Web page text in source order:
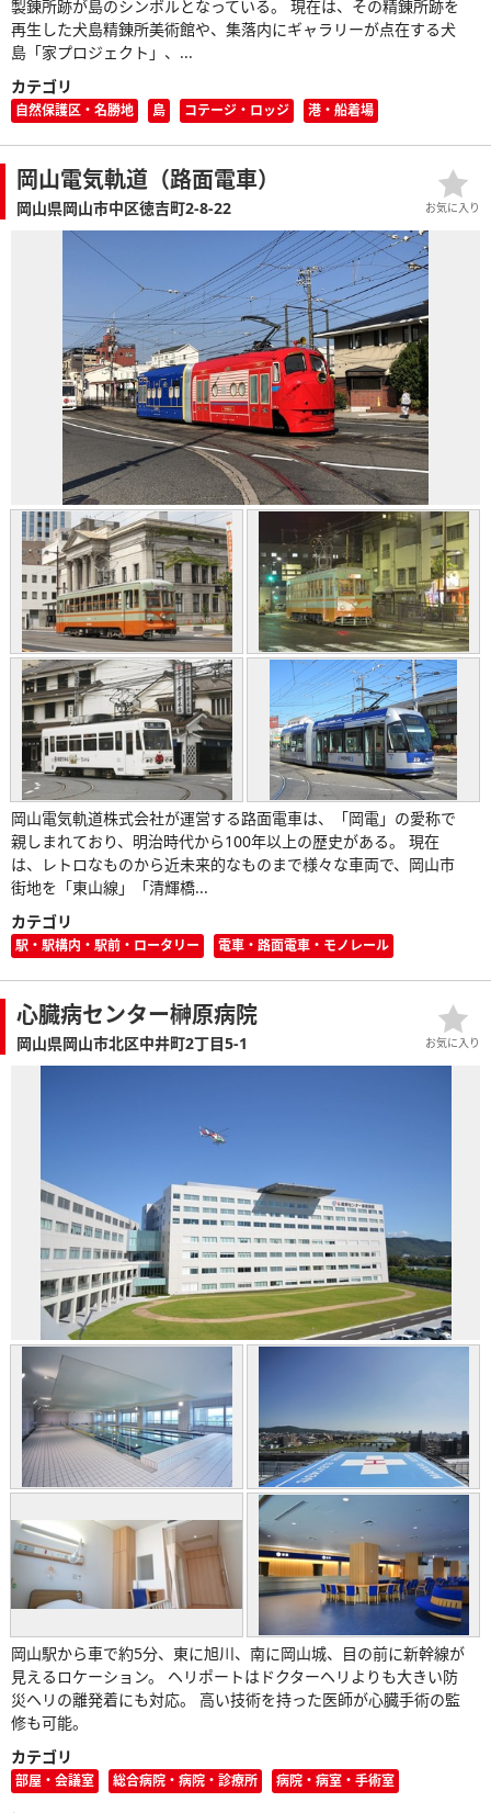
製錬所跡が島のシンボルとなっている。 現在は、その精錬所跡を
再生した犬島精錬所美術館や、集落内にギャラリーが点在する犬
島「家プロジェクト」、...
カテゴリ
自然保護区・名勝地 島 コテージ・ロッジ 港・船着場
岡山電気軌道（路面電車）
岡山県岡山市中区徳吉町2-8-22
岡山電気軌道株式会社が運営する路面電車は、「岡電」の愛称で
親しまれており、明治時代から100年以上の歴史がある。 現在
は、レトロなものから近未来的なものまで様々な車両で、岡山市
街地を「東山線」「清輝橋...
カテゴリ
駅・駅構内・駅前・ロータリー 電車・路面電車・モノレール
お気に入り
心臓病センター榊原病院
岡山県岡山市北区中井町2丁目5-1
岡山駅から車で約5分、東に旭川、南に岡山城、目の前に新幹線が
見えるロケーション。 ヘリポートはドクターヘリよりも大きい防
災ヘリの離発着にも対応。 高い技術を持った医師が心臓手術の監
修も可能。
カテゴリ
部屋・会議室 総合病院・病院・診療所 病院・病室・手術室
お気に入り